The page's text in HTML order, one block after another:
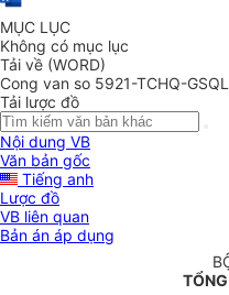
MỤC LỤC
Không có mục lục
Tải về (WORD)
Cong van so 5921-TCHQ-
Tải lược đồ
Nội dung VB
Văn bản gốc
Tiếng anh
Lược đồ
VB liên quan
Bản án áp dụng